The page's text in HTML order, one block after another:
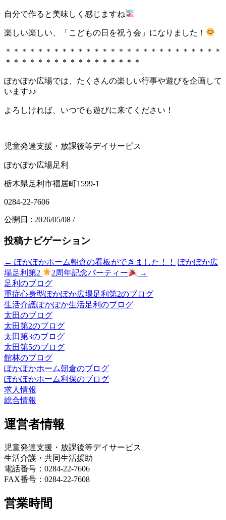
自分で作ると美味しく感じますね
楽しい楽しい、「こどもの日を祝う会」になりました！
＊＊＊＊＊＊ ＊ ＊ ＊＊＊＊＊＊＊＊＊＊＊＊＊＊＊＊＊＊＊
＊＊＊＊＊＊＊＊＊＊＊＊＊＊＊＊＊
ぽかぽか広場では、たくさんの楽しい行事や遊びを企画して
います♪♪
よろしければ、いつでも遊びに来てください！
児童発達支援・放課後等デイサービス
ぽかぽか広場足利
栃木県足利市福居町1599-1
0284-22-7606
公開日 : 2026/05/08 /
投稿ナビゲーション
← ぽかぽかホーム朝倉の看板ができました！！
ぽかぽか広
場足利第2
2周年記念パーティー
→
足利のブログ
重症心身型ぽかぽか広場足利第2のブログ
生活介護ぽかぽか生活足利のブログ
太田のブログ
太田第2のブログ
太田第3のブログ
太田第5のブログ
館林のブログ
ぽかぽかホーム朝倉のブログ
ぽかぽかホーム利保のブログ
求人情報
総合情報
運営者情報
児童発達支援・放課後等デイサービス
生活介護・共同生活援助
電話番号：0284-22-7606
FAX番号：0284-22-7608
営業時間